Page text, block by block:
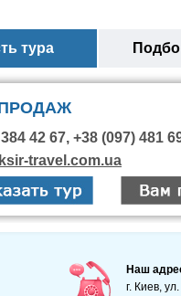
тура
42 67, +38 (097) 481
travel.com.ua
Наш
г. Киев,